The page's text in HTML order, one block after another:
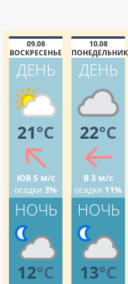
09.08
ВОСКРЕСЕНЬЕ
ДЕНЬ
21°C
ЮВ 5 м/с
осадки 3%
НОЧЬ
12°C
10.08
ПОНЕДЕЛЬНИК
ДЕНЬ
22°C
В 3 м/с
осадки 11%
НОЧЬ
13°C